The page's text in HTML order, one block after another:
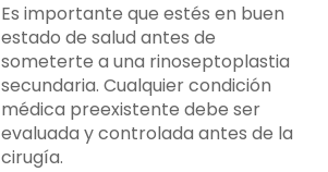
Es importante que estés en buen
estado de salud antes de
someterte a una rinoseptoplastia
secundaria. Cualquier condición
médica preexistente debe ser
evaluada y controlada antes de la
cirugía.